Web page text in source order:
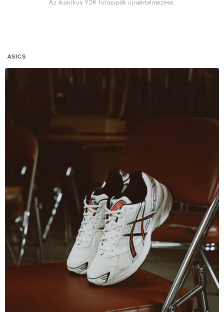
Az ikonikus Y2K futócipők újraértelmezése.
ASICS